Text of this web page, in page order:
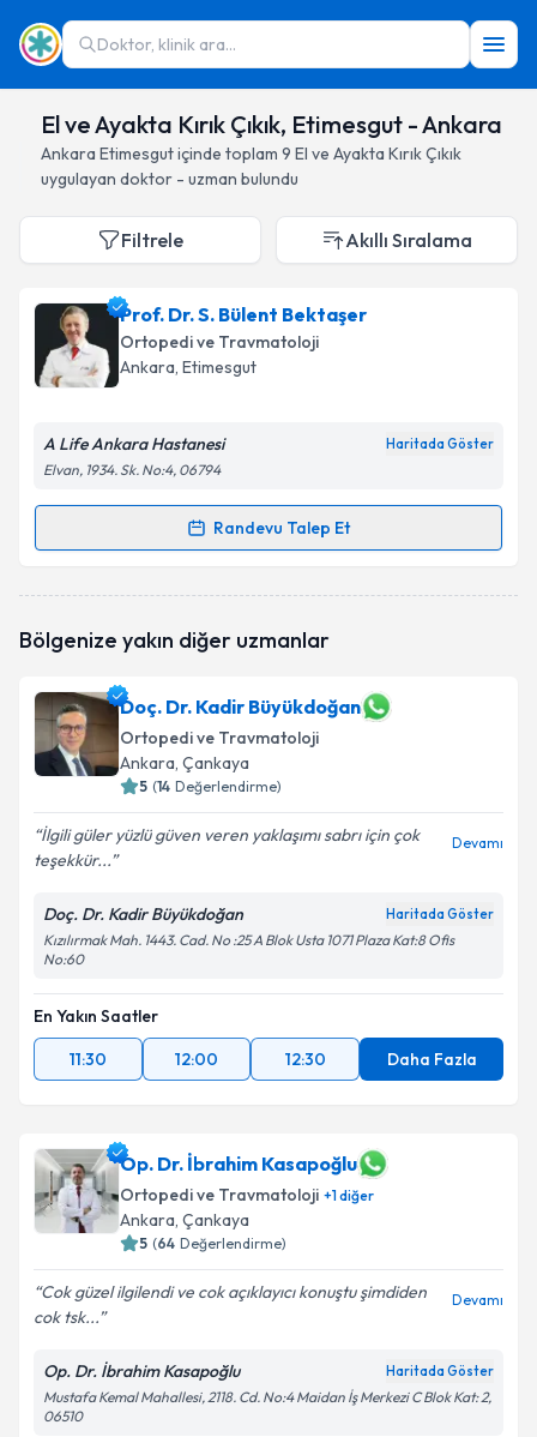
Doktor, klinik ara...
El ve Ayakta Kırık Çıkık, Etimesgut - Ankara
Ankara Etimesgutiçinde toplam 9 El ve Ayakta Kırık Çıkık
uygulayan doktor - uzman bulundu
Filtrele Akıllı Sıralama
Prof. Dr. S. Bülent Bektaşer
Ortopedi ve Travmatoloji
Ankara, Etimesgut
A Life Ankara Hastanesi Haritada Göster
Elvan, 1934. Sk. No:4, 06794
Randevu Talep Et
Randevu Takvimi Talebi
talebi oluşturun. Size bu uzmandan randevu almanız
bilgilendireceğiz.
E-posta Adresiniz
Kişisel verilerimin işlenmesine ilişkin
kapsamda işlenmesini kabul ediyorum.
Bölgenize yakın diğer uzmanlar
Doç. Dr. Kadir Büyükdoğan
Ortopedi ve Travmatoloji
Ankara, Çankaya
5 (14 Değerlendirme)
İlgili güler yüzlü güven veren yaklaşımı sabrı için çok
teşekkür...
Devamı
Doç. Dr. Kadir Büyükdoğan Haritada Göster
Kızılırmak Mah. 1443. Cad. No :25 A Blok Usta 1071 Plaza Kat:8 Ofis
No:60
En Yakın Saatler
11:30
12:00 12:30 Daha Fazla
Op. Dr. İbrahim Kasapoğlu
Ortopedi ve Travmatoloji +1diğer
Ankara, Çankaya
5 (64 Değerlendirme)
Cok güzel ilgilendi ve cok açıklayıcı konuştu şimdiden
cok tsk...
Devamı
Op. Dr. İbrahim Kasapoğlu Haritada Göster
Mustafa Kemal Mahallesi, 2118. Cd. No:4 Maidan İş Merkezi C Blok Kat: 2,
06510